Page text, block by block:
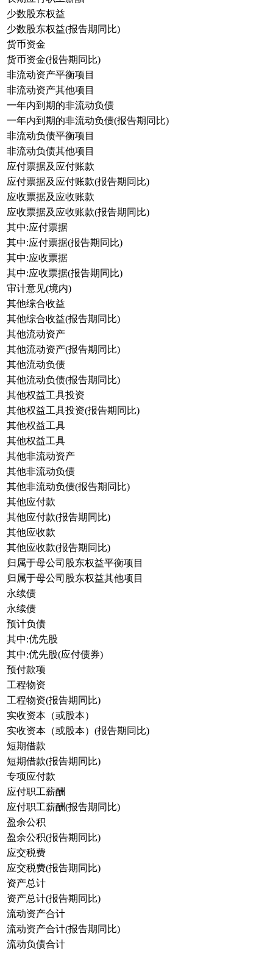
少数股东权益
少数股东权益(报告期同比)
货币资金
货币资金(报告期同比)
非流动资产平衡项目
非流动资产其他项目
一年内到期的非流动负债
一年内到期的非流动负债(报告期同比)
非流动负债平衡项目
非流动负债其他项目
应付票据及应付账款
应付票据及应付账款(报告期同比)
应收票据及应收账款
应收票据及应收账款(报告期同比)
其中:应付票据
其中:应付票据(报告期同比)
其中:应收票据
其中:应收票据(报告期同比)
审计意见(境内)
其他综合收益
其他综合收益(报告期同比)
其他流动资产
其他流动资产(报告期同比)
其他流动负债
其他流动负债(报告期同比)
其他权益工具投资
其他权益工具投资(报告期同比)
其他权益工具
其他权益工具
其他非流动资产
其他非流动负债
其他非流动负债(报告期同比)
其他应付款
其他应付款(报告期同比)
其他应收款
其他应收款(报告期同比)
归属于母公司股东权益平衡项目
归属于母公司股东权益其他项目
永续债
永续债
预计负债
其中:优先股
其中:优先股(应付债券)
预付款项
工程物资
工程物资(报告期同比)
实收资本（或股本）
实收资本（或股本）(报告期同比)
短期借款
短期借款(报告期同比)
专项应付款
应付职工薪酬
应付职工薪酬(报告期同比)
盈余公积
盈余公积(报告期同比)
应交税费
应交税费(报告期同比)
资产总计
资产总计(报告期同比)
流动资产合计
流动资产合计(报告期同比)
流动负债合计